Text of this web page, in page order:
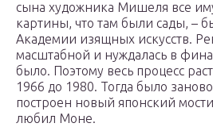
сына художника Мишеля все
картины, что там были сады, –
Академии изящных искусств.
масштабной и нуждалась в
было. Поэтому весь процесс
1966 до 1980. Тогда было
построен новый японский
любил Моне.